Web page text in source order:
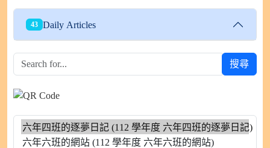
43 Daily Articles
搜尋